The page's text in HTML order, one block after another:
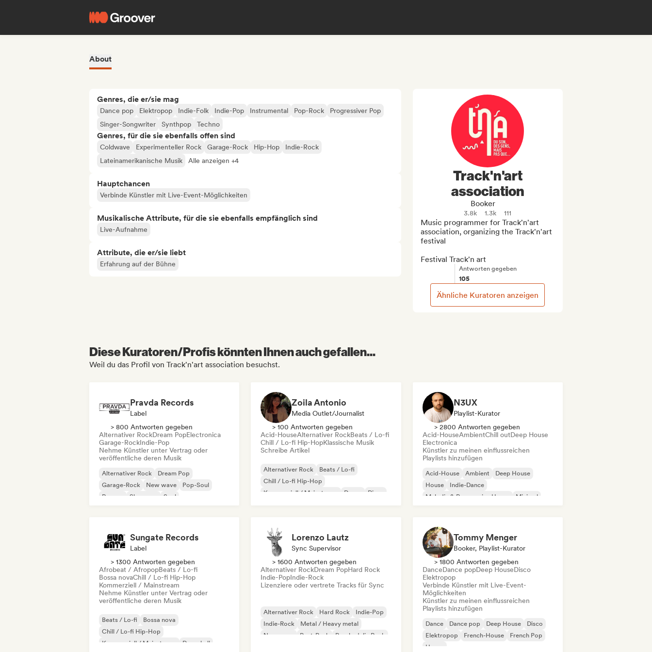
About
Genres, die er/sie mag
Dance pop Elektropop Indie-Folk Indie-Pop Instrumental Pop-Rock
Progressiver Pop
Singer-Songwriter
Synthpop Techno
Genres, für die sie ebenfalls offen sind
Coldwave Experimenteller Rock Garage-Rock Hip-Hop
Indie-Rock
Lateinamerikanische Musik
Alle anzeigen +4
Hauptchancen
Verbinde Künstler mit Live-Event-Möglichkeiten
Musikalische Attribute, für die sie ebenfalls empfänglich sind
Live-Aufnahme
Attribute, die er/sie liebt
Erfahrung auf der Bühne
Track'n'art
association
Booker
3.8k 1.3k 111
Music programmer for Track'n'art
association, organizing the Track'n'art
festival
Festival Track'n art
Antworten gegeben
105
Ähnliche Kuratoren anzeigen
Diese Kuratoren/Profis könnten Ihnen auch gefallen...
Weil du das Profil von Track'n'art association besuchst.
Pravda Records
Label
> 800 Antworten gegeben
Alternativer RockDream PopElectronica
Garage-RockIndie-Pop
Nehme Künstler unter Vertrag oder
veröffentliche deren Musik
Alternativer Rock
Dream Pop
Garage-Rock
New wave
Pop-Soul
Reggae
Shoegaze Soul
Zoila Antonio
Media Outlet/Journalist
> 100 Antworten gegeben
Acid-HouseAlternativer RockBeats / Lo-fi
Chill / Lo-fi Hip-HopKlassische Musik
Schreibe Artikel
Alternativer Rock
Beats / Lo-fi
Chill / Lo-fi Hip-Hop
Kommerziell / Mainstream
Dance
Disco
N3UX
Playlist-Kurator
> 2800 Antworten gegeben
Acid-HouseAmbientChill outDeep House
Electronica
Künstler zu meinen einflussreichen
Playlists hinzufügen
Acid-House Ambient
Deep House
House
Indie-Dance
Melodic & Progressive House
Minimal
Sungate Records
Label
> 1300 Antworten gegeben
Afrobeat / AfropopBeats / Lo-fi
Bossa novaChill / Lo-fi Hip-Hop
Kommerziell / Mainstream
Nehme Künstler unter Vertrag oder
veröffentliche deren Musik
Beats / Lo-fi
Bossa nova
Chill / Lo-fi Hip-Hop
Kommerziell / Mainstream
Dancehall
Lorenzo Lautz
Sync Supervisor
> 1600 Antworten gegeben
Alternativer RockDream PopHard Rock
Indie-PopIndie-Rock
Lizenziere oder vertrete Tracks für Sync
Alternativer Rock Hard Rock
Indie-Pop
Indie-Rock
Metal / Heavy metal
New wave
Post-Punk Psychedelic Rock
Tommy Menger
Booker, Playlist-Kurator
> 1800 Antworten gegeben
DanceDance popDeep HouseDisco
Elektropop
Verbinde Künstler mit Live-Event-
Möglichkeiten
Künstler zu meinen einflussreichen
Playlists hinzufügen
Dance Dance pop Deep House
Disco
Elektropop
French-House
French Pop
House